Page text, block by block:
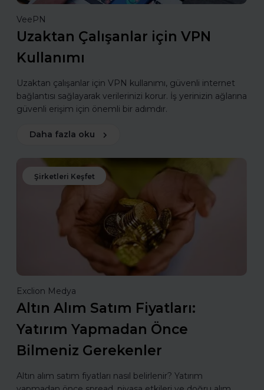
VeePN
Uzaktan Çalışanlar için VPN
Kullanımı
Uzaktan çalışanlar için VPN kullanımı, güvenli internet
bağlantısı sağlayarak verilerinizi korur. İş yerinizin ağlarına
güvenli erişim için önemli bir adımdır.
Daha fazla oku
Şirketleri Keşfet
Exclion Medya
Altın Alım Satım Fiyatları:
Yatırım Yapmadan Önce
Bilmeniz Gerekenler
Altın alım satım fiyatları nasıl belirlenir? Yatırım